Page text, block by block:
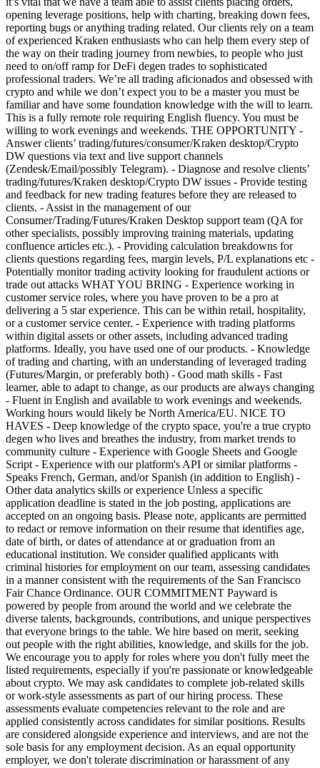
opening leverage positions, help with charting, breaking down fees,
reporting bugs or anything trading related. Our clients rely on a team
of experienced Kraken enthusiasts who can help them every step of
the way on their trading journey from newbies, to people who just
need to on/off ramp for DeFi degen trades to sophisticated
professional traders. We’re all trading aficionados and obsessed with
crypto and while we don’t expect you to be a master you must be
familiar and have some foundation knowledge with the will to learn.
This is a fully remote role requiring English fluency. You must be
willing to work evenings and weekends. THE OPPORTUNITY -
Answer clients’ trading/futures/consumer/Kraken desktop/Crypto
DW questions via text and live support channels
(Zendesk/Email/possibly Telegram). - Diagnose and resolve clients’
trading/futures/Kraken desktop/Crypto DW issues - Provide testing
and feedback for new trading features before they are released to
clients. - Assist in the management of our
Consumer/Trading/Futures/Kraken Desktop support team (QA for
other specialists, possibly improving training materials, updating
confluence articles etc.). - Providing calculation breakdowns for
clients questions regarding fees, margin levels, P/L explanations etc -
Potentially monitor trading activity looking for fraudulent actions or
trade out attacks WHAT YOU BRING - Experience working in
customer service roles, where you have proven to be a pro at
delivering a 5 star experience. This can be within retail, hospitality,
or a customer service center. - Experience with trading platforms
within digital assets or other assets, including advanced trading
platforms. Ideally, you have used one of our products. - Knowledge
of trading and charting, with an understanding of leveraged trading
(Futures/Margin, or preferably both) - Good math skills - Fast
learner, able to adapt to change, as our products are always changing
- Fluent in English and available to work evenings and weekends.
Working hours would likely be North America/EU. NICE TO
HAVES - Deep knowledge of the crypto space, you're a true crypto
degen who lives and breathes the industry, from market trends to
community culture - Experience with Google Sheets and Google
Script - Experience with our platform's API or similar platforms -
Speaks French, German, and/or Spanish (in addition to English) -
Other data analytics skills or experience Unless a specific
application deadline is stated in the job posting, applications are
accepted on an ongoing basis. Please note, applicants are permitted
to redact or remove information on their resume that identifies age,
date of birth, or dates of attendance at or graduation from an
educational institution. We consider qualified applicants with
criminal histories for employment on our team, assessing candidates
in a manner consistent with the requirements of the San Francisco
Fair Chance Ordinance. OUR COMMITMENT Payward is
powered by people from around the world and we celebrate the
diverse talents, backgrounds, contributions, and unique perspectives
that everyone brings to the table. We hire based on merit, seeking
out people with the right abilities, knowledge, and skills for the job.
We encourage you to apply for roles where you don't fully meet the
listed requirements, especially if you're passionate or knowledgeable
about crypto. We may ask candidates to complete job-related skills
or work-style assessments as part of our hiring process. These
assessments evaluate competencies relevant to the role and are
applied consistently across candidates for similar positions. Results
are considered alongside experience and interviews, and are not the
sole basis for any employment decision. As an equal opportunity
employer, we don't tolerate discrimination or harassment of any